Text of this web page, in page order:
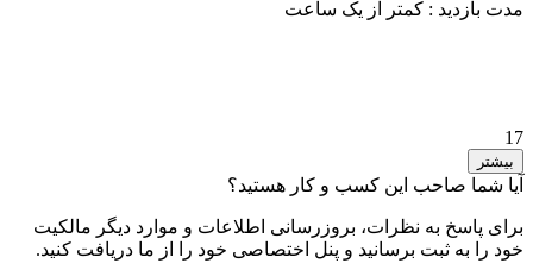
مدت بازدید : کمتر از یک ساعت
17
بیشتر
آیا شما صاحب این کسب و کار هستید؟
برای پاسخ به نظرات، بروزرسانی اطلاعات و موارد دیگر مالکیت
خود را به ثبت برسانید و پنل اختصاصی خود را از ما دریافت کنید.